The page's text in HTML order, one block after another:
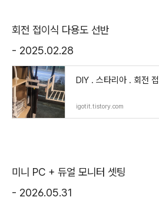
회전 접이식 다용도 선반
- 2025.02.28
DIY . 스타리아 . 회전
igotit.tistory.com
미니 PC + 듀얼 모니터 셋팅
- 2026.05.31